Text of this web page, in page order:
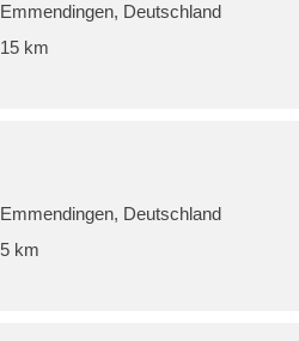
Emmendingen, Deutschland
15 km
Emmendingen, Deutschland
5 km